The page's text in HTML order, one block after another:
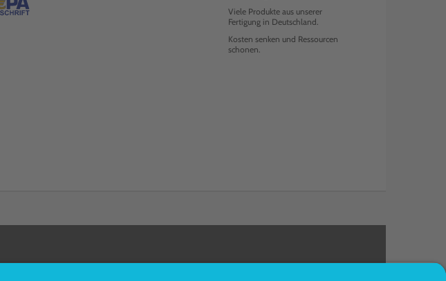
Viele Produkte aus unserer
Fertigung in Deutschland.
Kosten senken und Ressourcen
schonen.